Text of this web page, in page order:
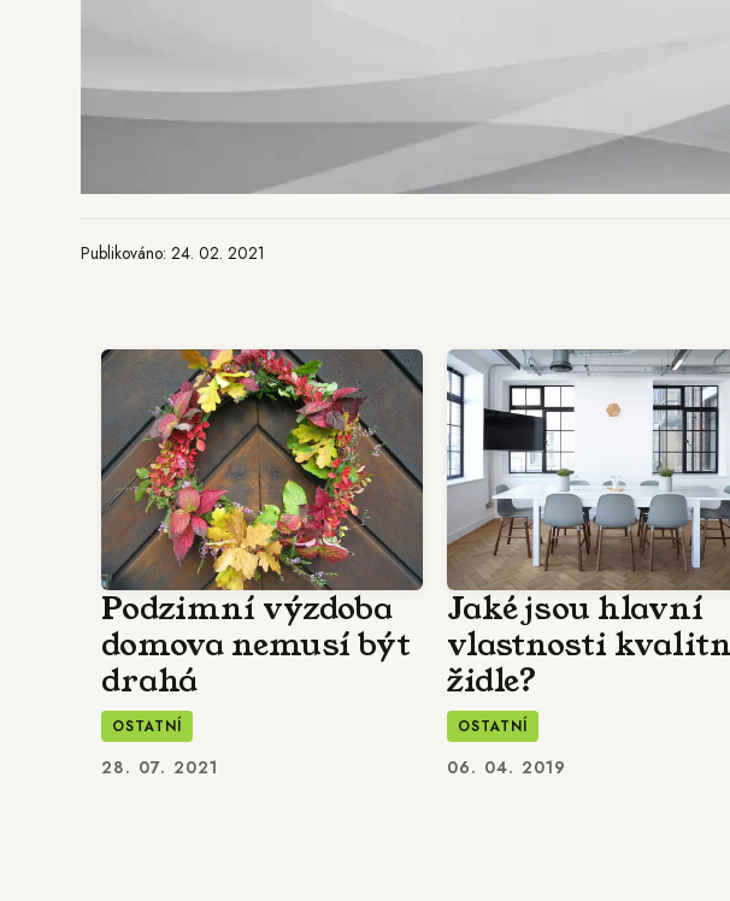
Publikováno: 24. 02. 2021
Podzimní výzdoba
domova nemusí být
drahá
OSTATNÍ
28. 07. 2021
Jaké jsou hlavní
vlastnosti
židle?
OSTATNÍ
06. 04. 2019